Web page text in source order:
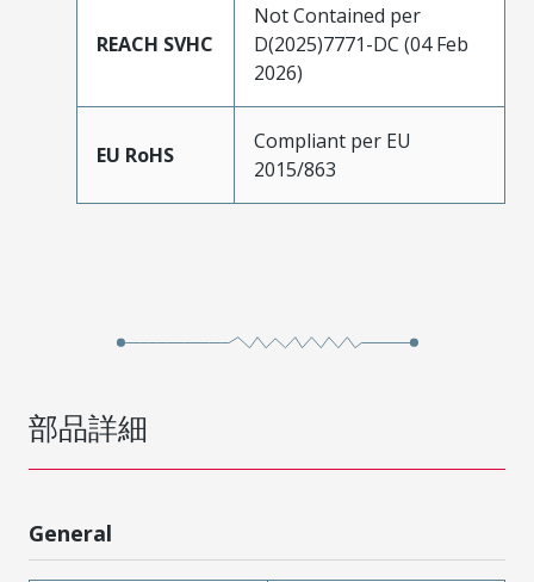
REACH SVHC
Not Contained per
D(2025)7771-DC (04 Feb
2026)
EU RoHS
Compliant per EU
2015/863
部品詳細
General